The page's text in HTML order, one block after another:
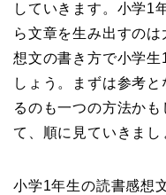
していきます。小学1
ら文章を生み出すの
想文の書き方で小学
しょう。まずは参考
るのも一つの方法か
て、順に見ていきまし
小学1年生の読書感想